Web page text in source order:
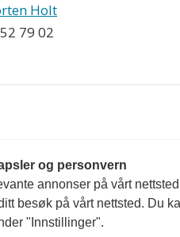
Holt
79 02
og horecanytt.no
i Norsk
og personvern
annonser på vårt
besøk på vårt nettsted. Du
"Innstillinger".